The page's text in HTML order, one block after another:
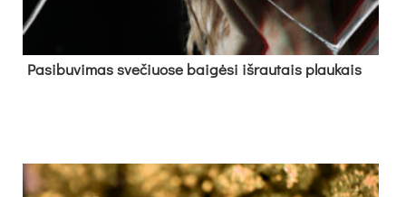
Pa­si­bu­vi­mas sve­čiuo­se bai­gė­si iš­rau­tais plau­kais